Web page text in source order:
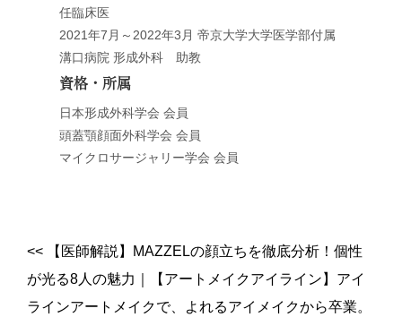
任臨床医
2021年7月～2022年3月 帝京大学大学医学部付属
溝口病院 形成外科 助教
資格・所属
日本形成外科学会 会員
頭蓋顎顔面外科学会 会員
マイクロサージャリー学会 会員
<<【医師解説】MAZZELの顔立ちを徹底分析！個性
が光る8人の魅力
【アートメイクアイライン】アイ
ラインアートメイクで、よれるアイメイクから卒業。